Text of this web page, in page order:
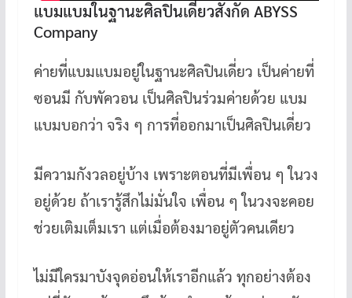
แบมแบมในฐานะศิลปินเดี่ยวสังกัด ABYSS
Company
ค่ายที่แบมแบมอยู่ในฐานะศิลปินเดี่ยว เป็นค่ายที่
ซอนมี กับพัควอน เป็นศิลปินร่วมค่ายด้วย แบม
แบมบอกว่า จริง ๆ การที่ออกมาเป็นศิลปินเดี่ยว
มีความกังวลอยู่บ้าง เพราะตอนที่มีเพื่อน ๆ ในวง
อยู่ด้วย ถ้าเรารู้สึกไม่มั่นใจ เพื่อน ๆ ในวงจะคอย
ช่วยเติมเต็มเรา แต่เมื่อต้องมาอยู่ตัวคนเดียว
ไม่มีใครมาบังจุดอ่อนให้เราอีกแล้ว ทุกอย่างต้อง